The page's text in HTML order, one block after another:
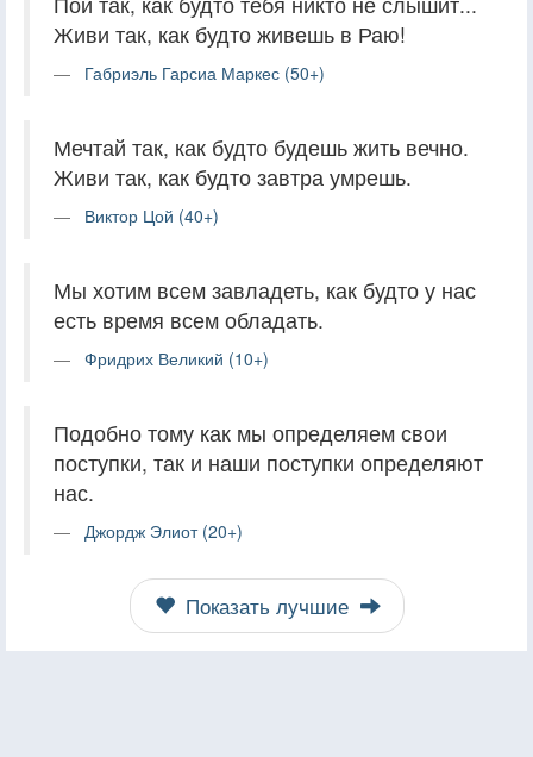
Живи так, как будто живешь в Раю!
Габриэль Гарсиа Маркес (50+)
Мечтай так, как будто будешь жить вечно.
Живи так, как будто завтра умрешь.
Виктор Цой (40+)
Мы хотим всем завладеть, как будто у нас
есть время всем обладать.
Фридрих Великий (10+)
Подобно тому как мы определяем свои
поступки, так и наши поступки определяют
нас.
Джордж Элиот (20+)
Показать лучшие